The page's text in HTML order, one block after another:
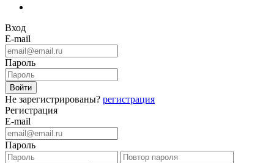
Вход
E-mail
Пароль
Не зарегистрированы? регистрация
Регистрация
E-mail
Пароль